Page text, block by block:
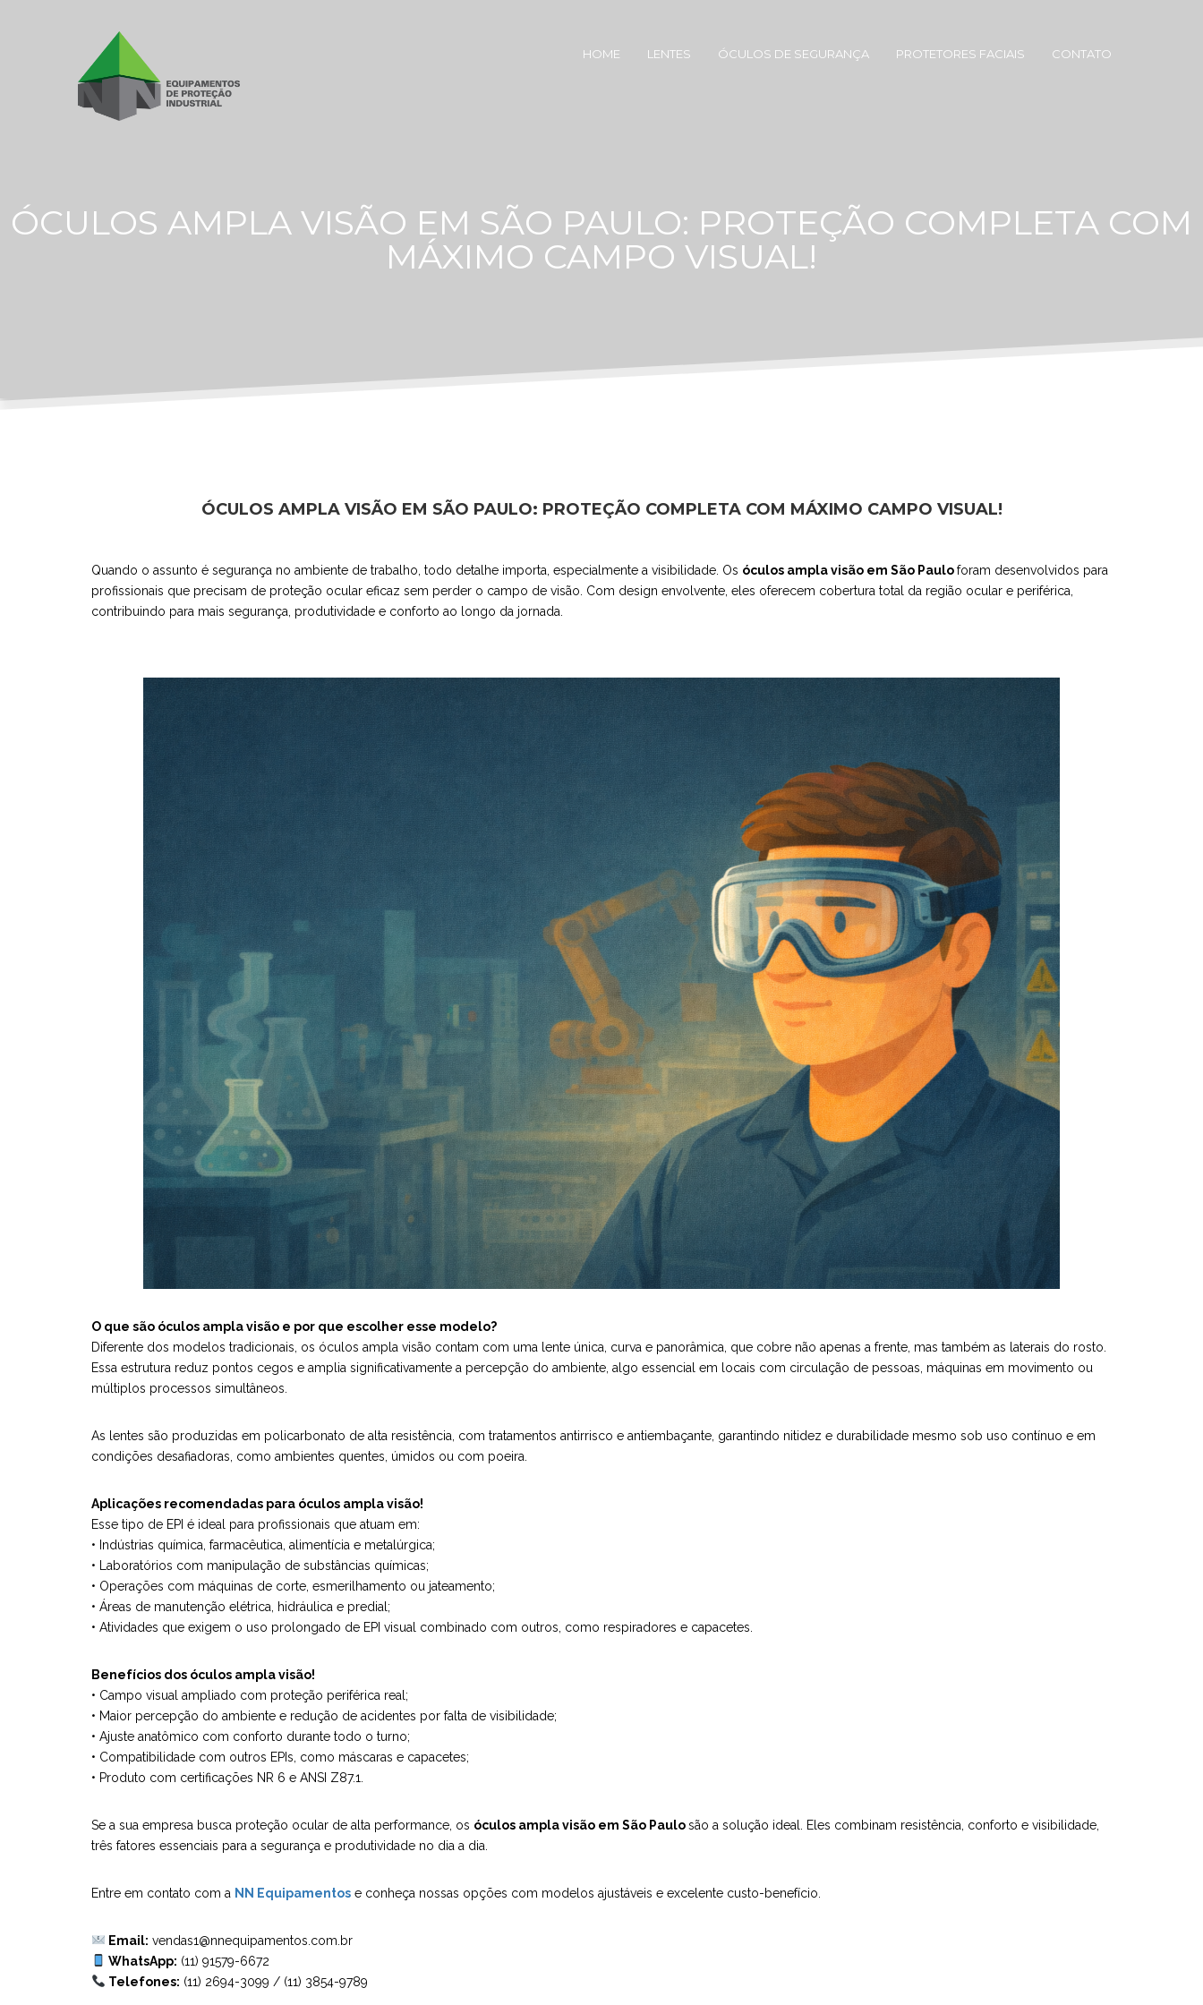
HOME LENTES ÓCULOS DE SEGURANÇA PROTETORES FACIAIS CONTATO
ÓCULOS AMPLA VISÃO EM SÃO PAULO: PROTEÇÃO COMPLETA COM
MÁXIMO CAMPO VISUAL!
ÓCULOS AMPLA VISÃO EM SÃO PAULO: PROTEÇÃO COMPLETA COM MÁXIMO CAMPO VISUAL!
Quando o assunto é segurança no ambiente de trabalho, todo detalhe importa, especialmente a visibilidade. Os óculos ampla visão em São Pauloforam desenvolvidos para
profissionais que precisam de proteção ocular eficaz sem perder o campo de visão. Com design envolvente, eles oferecem cobertura total da região ocular e periférica,
contribuindo para mais segurança, produtividade e conforto ao longo da jornada.
O que são óculos ampla visão e por que escolher esse modelo?
Diferente dos modelos tradicionais, os óculos ampla visão contam com uma lente única, curva e panorâmica, que cobre não apenas a frente, mas também as laterais do rosto.
Essa estrutura reduz pontos cegos e amplia significativamente a percepção do ambiente, algo essencial em locais com circulação de pessoas, máquinas em movimento ou
múltiplos processos simultâneos.
As lentes são produzidas em policarbonato de alta resistência, com tratamentos antirrisco e antiembaçante, garantindo nitidez e durabilidade mesmo sob uso contínuo e em
condições desafiadoras, como ambientes quentes, úmidos ou com poeira.
Aplicações recomendadas para óculos ampla visão!
Esse tipo de EPI é ideal para profissionais que atuam em:
• Indústrias química, farmacêutica, alimentícia e metalúrgica;
• Laboratórios com manipulação de substâncias químicas;
• Operações com máquinas de corte, esmerilhamento ou jateamento;
• Áreas de manutenção elétrica, hidráulica e predial;
• Atividades que exigem o uso prolongado de EPI visual combinado com outros, como respiradores e capacetes.
Benefícios dos óculos ampla visão!
• Campo visual ampliado com proteção periférica real;
• Maior percepção do ambiente e redução de acidentes por falta de visibilidade;
• Ajuste anatômico com conforto durante todo o turno;
• Compatibilidade com outros EPIs, como máscaras e capacetes;
• Produto com certificações NR 6 e ANSI Z87.1.
Se a sua empresa busca proteção ocular de alta performance, os óculos ampla visão em São Paulosão a solução ideal. Eles combinam resistência, conforto e visibilidade,
três fatores essenciais para a segurança e produtividade no dia a dia.
Entre em contato com a NN Equipamentos e conheça nossas opções com modelos ajustáveis e excelente custo-benefício.
Email: vendas1@nnequipamentos.com.br
WhatsApp: (11) 91579-6672
Telefones: (11) 2694-3099 / (11) 3854-9789